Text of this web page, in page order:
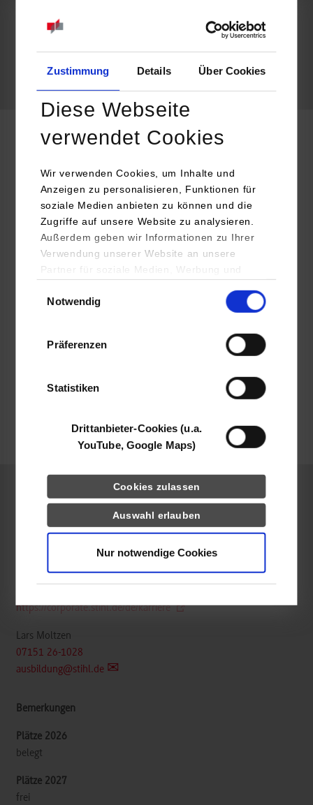
Zustimmung Details Über Cookies
Diese Webseite
verwendet Cookies
Wir verwenden Cookies, um Inhalte und
Anzeigen zu personalisieren, Funktionen für
soziale Medien anbieten zu können und die
Zugriffe auf unsere Website zu analysieren.
Außerdem geben wir Informationen zu Ihrer
Verwendung unserer Website an unsere
Partner für soziale Medien, Werbung und
YouTube, Google Maps) führen diese
Daten zusammen, die Sie ihnen bereitgestellt
haben oder die sie im Rahmen Ihrer Nutzung
Notwendig
Präferenzen
Statistiken
Drittanbieter-Cookies (u.a.
YouTube, Google Maps)
Cookies zulassen
Auswahl erlauben
Nur notwendige Cookies
Informatik / Künstliche Intelligenz
ANDREAS STIHL AG & Co. KG
Badstraße 115
71336 Waiblingen
https://corporate.stihl.de/de/karriere
Anita Bergen
+49 7151 726-1028
Mechatronik
ANDREAS STIHL AG & Co. KG
https://corporate.stihl.de/de/karriere
Lars Moltzen
07151 26-1028
ausbildung@stihl.de
belegt
frei